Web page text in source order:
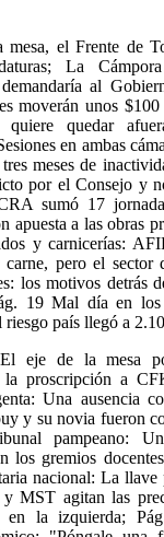
mesa, el Frente de
La
al
moverán unos
quedar
en ambas
meses de
por el Consejo y
sumó 17
apuesta a las obras
y carnicerías:
carne, pero el sector
los motivos detrás
19 Mal día en los
riesgo país llegó a
El eje de la mesa
la proscripción a
Una ausencia
y su novia fueron
pampeano:
los gremios
nacional: La llave
MST agitan las
en la izquierda;